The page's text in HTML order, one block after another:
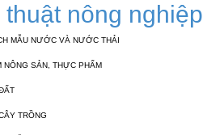
thuật nông nghiệp
MẪU NƯỚC VÀ NƯỚC THẢI
NÔNG SẢN, THỰC PHẨM
TRỒNG